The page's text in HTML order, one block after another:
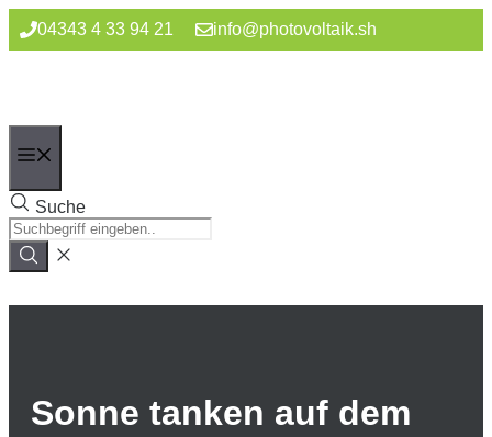
Zum
Inhalt
springen
04343 4 33 94 21 info@photovoltaik.sh
Suche
Sonne tanken auf dem